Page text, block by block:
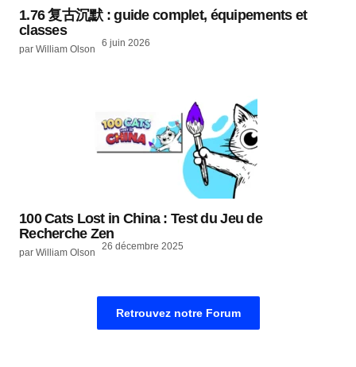
1.76 复古沉默 : guide complet, équipements et
classes
par William Olson
6 juin 2026
100 Cats Lost in China : Test du Jeu de
Recherche Zen
par William Olson
26 décembre 2025
Retrouvez notre Forum